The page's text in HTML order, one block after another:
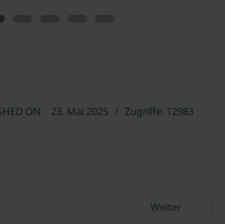
ON 23. Mai 2025 Zugriffe: 12983
Fulminantes Joseph Schumpeter Forum 2025
Nächster
Weiter